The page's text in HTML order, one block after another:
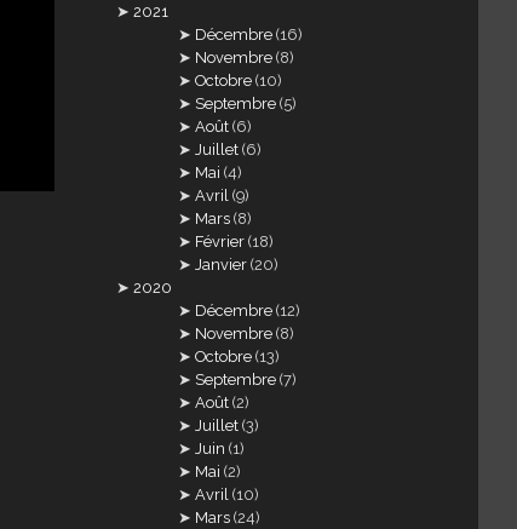
2021
Décembre (16)
Novembre (8)
Octobre (10)
Septembre (5)
Août (6)
Juillet (6)
Mai (4)
Avril (9)
Mars (8)
Février (18)
Janvier (20)
2020
Décembre (12)
Novembre (8)
Octobre (13)
Septembre (7)
Août (2)
Juillet (3)
Juin (1)
Mai (2)
Avril (10)
Mars (24)